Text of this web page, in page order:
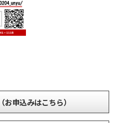
お申込みはこちら）